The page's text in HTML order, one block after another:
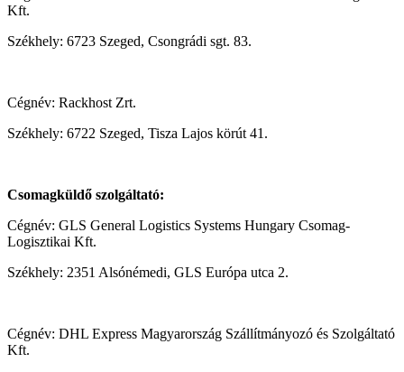
Kft.
Székhely: 6723 Szeged, Csongrádi sgt. 83.
Cégnév: Rackhost Zrt.
Székhely: 6722 Szeged, Tisza Lajos körút 41.
Csomagküldő szolgáltató:
Cégnév: GLS General Logistics Systems Hungary Csomag-
Logisztikai Kft.
Székhely: 2351 Alsónémedi, GLS Európa utca 2.
Cégnév: DHL Express Magyarország Szállítmányozó és Szolgáltató
Kft.